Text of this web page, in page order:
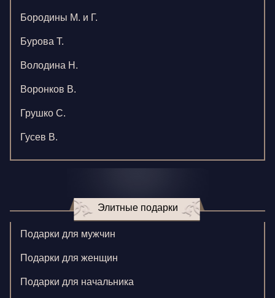
Бородины М. и Г.
Бурова Т.
Володина Н.
Воронков В.
Грушко С.
Гусев В.
Зверева В.
Кормилицына Е.
Корнилова В.
Ларионова С.
Левушкина Н.
Элитные подарки
Подарки для мужчин
Подарки для женщин
Подарки для начальника